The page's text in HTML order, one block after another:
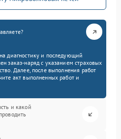
диагностику и последующий
заказ-наряд с указанием страховых
Далее, после выполнения работ
акт выполненных работ и
и какой